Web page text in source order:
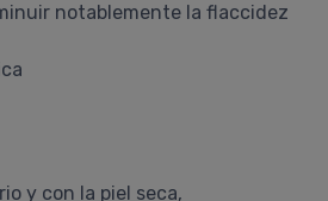
notablemente la flaccidez
y con la piel seca,